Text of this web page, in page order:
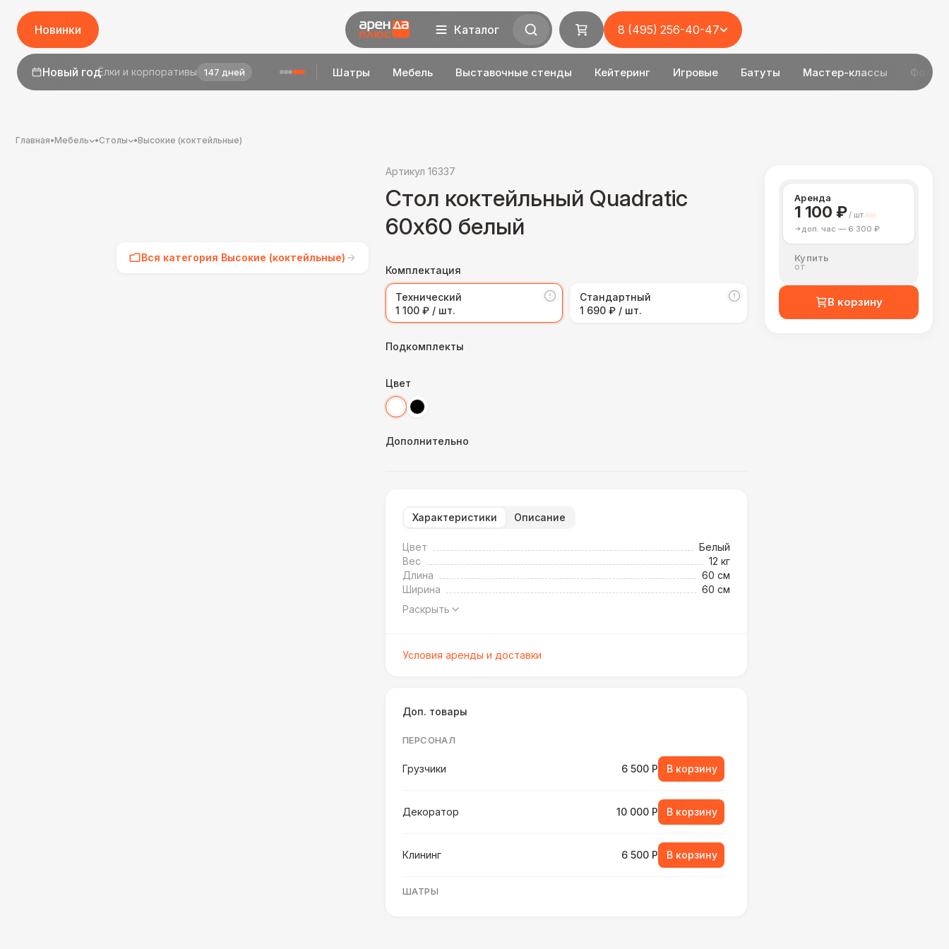
Новинки
1 сентябряДень знаний 25 дней Шатры Мебель Выставочные стенды Кейтеринг Игровые Батуты Мастер-классы
Каталог 8 (495) 256-40-47
Главная•Мебель •Столы •Высокие (коктейльные)
Вся категория Высокие (коктейльные)
Артикул 16337
Стол коктейльный Quadratic
60х60 белый
Комплектация
Технический
1 100 ₽ / шт.
Стандартный
1 690 ₽ / шт.
Подкомплекты
Цвет
Дополнительно
Характеристики Описание
Цвет
Белый
Вес
12 кг
Длина
60 см
Ширина
60 см
Раскрыть
Условия аренды и доставки
Доп. товары
ПЕРСОНАЛ
Грузчики 6 500 Р В корзину
Декоратор 10 000 Р В корзину
Клининг 6 500 Р В корзину
ШАТРЫ
Аренда
1 100 ₽
доп. час — 6 300 ₽
Купить
от
В корзину